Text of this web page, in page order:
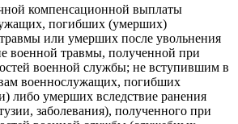
компенсационной выплаты
погибших (умерших)
или умерших после увольнения
военной травмы, полученной при
военной службы; не вступившим в
военнослужащих, погибших
либо умерших вследствие ранения
заболевания), полученного при